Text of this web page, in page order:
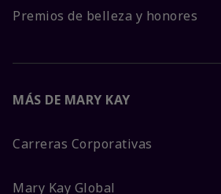
Premios de belleza y honores
MÁS DE MARY KAY
Carreras Corporativas
Mary Kay Global